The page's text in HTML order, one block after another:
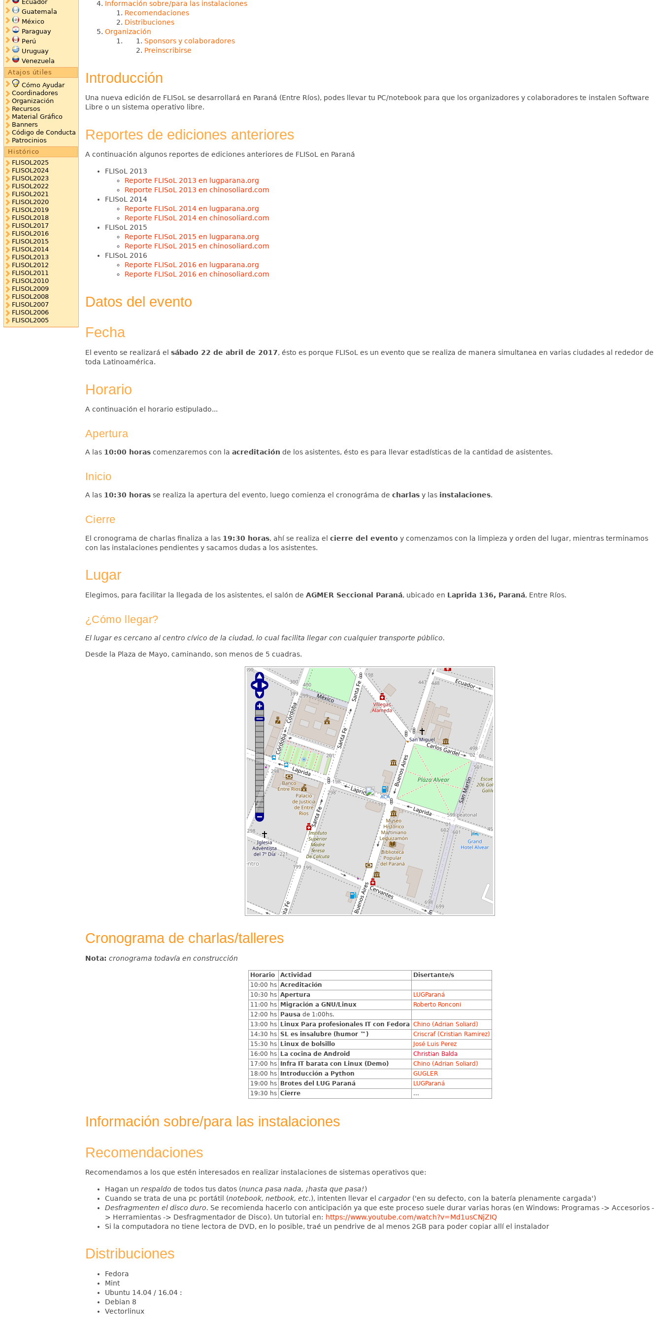
Ecuador
Guatemala
México
Paraguay
Perú
Uruguay
Venezuela
Atajos útiles
Cómo Ayudar
Coordinadores
Organización
Recursos
Material Gráfico
Banners
Código de Conducta
Patrocinios
Histórico
FLISOL2025
FLISOL2024
FLISOL2023
FLISOL2022
FLISOL2021
FLISOL2020
FLISOL2019
FLISOL2018
FLISOL2017
FLISOL2016
FLISOL2015
FLISOL2014
FLISOL2013
FLISOL2012
FLISOL2011
FLISOL2010
FLISOL2009
FLISOL2008
FLISOL2007
FLISOL2006
FLISOL2005
Información sobre/para las instalaciones
Recomendaciones
Distribuciones
Organización
Sponsors y colaboradores
Preinscribirse
Introducción
Una nueva edición de FLISoL se desarrollará en Paraná (Entre Ríos), podes llevar tu PC/notebook para que los organizadores y colaboradores te instalen Software
Libre o un sistema operativo libre.
Reportes de ediciones anteriores
A continuación algunos reportes de ediciones anteriores de FLISoL en Paraná
FLISoL 2013
Reporte FLISoL 2013 en lugparana.org
Reporte FLISoL 2013 en chinosoliard.com
FLISoL 2014
Reporte FLISoL 2014 en lugparana.org
Reporte FLISoL 2014 en chinosoliard.com
FLISoL 2015
Reporte FLISoL 2015 en lugparana.org
Reporte FLISoL 2015 en chinosoliard.com
FLISoL 2016
Reporte FLISoL 2016 en lugparana.org
Reporte FLISoL 2016 en chinosoliard.com
Datos del evento
Fecha
El evento se realizará el sábado 22 de abril de 2017, ésto es porque FLISoL es un evento que se realiza de manera simultanea en varias ciudades al rededor de
toda Latinoamérica.
Horario
A continuación el horario estipulado...
Apertura
A las 10:00 horascomenzaremos con la acreditación de los asistentes, ésto es para llevar estadísticas de la cantidad de asistentes.
Inicio
A las 10:30 horasse realiza la apertura del evento, luego comienza el cronográma de charlasy las instalaciones.
Cierre
El cronograma de charlas finaliza a las 19:30 horas, ahí se realiza el cierre del evento y comenzamos con la limpieza y orden del lugar, mientras terminamos
con las instalaciones pendientes y sacamos dudas a los asistentes.
Lugar
Elegimos, para facilitar la llegada de los asistentes, el salón de AGMER Seccional Paraná, ubicado en Laprida 136, Paraná, Entre Ríos.
¿Cómo llegar?
El lugar es cercano al centro cívico de la ciudad, lo cual facilita llegar con cualquier transporte público.
Desde la Plaza de Mayo, caminando, son menos de 5 cuadras.
Cronograma de charlas/talleres
Nota: cronograma todavía en construcción
Horario Actividad
Disertante/s
10:00 hs Acreditación
10:30 hs Apertura
LUGParaná
11:00 hs
Migración a GNU/Linux
Roberto Ronconi
12:00 hs
Pausa de 1:00hs.
13:00 hs
Linux Para profesionales IT con Fedora Chino (Adrian Soliard)
14:30 hs
SL es insalubre (humor ™)
Criscraf (Cristian Ramirez)
15:30 hs
Linux de bolsillo
José Luis Perez
16:00 hs
La cocina de Android
Christian Balda
17:00 hs
Infra IT barata con Linux (Demo)
Chino (Adrian Soliard)
18:00 hs
Introducción a Python
GUGLER
19:00 hs
Brotes del LUG Paraná
LUGParaná
19:30 hs Cierre ...
Información sobre/para las instalaciones
Recomendaciones
Recomendamos a los que estén interesados en realizar instalaciones de sistemas operativos que:
Hagan un respaldo de todos tus datos (nunca pasa nada, ¡hasta que pasa!)
Cuando se trata de una pc portátil (notebook, netbook, etc.), intenten llevar el cargador('en su defecto, con la batería plenamente cargada')
Desfragmenten el disco duro. Se recomienda hacerlo con anticipación ya que este proceso suele durar varias horas (en Windows: Programas -> Accesorios -
> Herramientas -> Desfragmentador de Disco). Un tutorial en: https://www.youtube.com/watch?v=Md1usCNjZIQ
Si la computadora no tiene lectora de DVD, en lo posible, traé un pendrive de al menos 2GB para poder copiar allí el instalador
Distribuciones
Fedora
Mint
Ubuntu 14.04 / 16.04 :
Debian 8
Vectorlinux